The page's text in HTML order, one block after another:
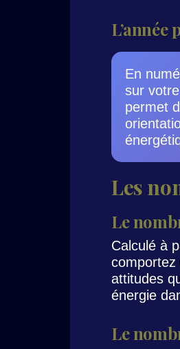
En
sur
permet
Les
Le
Calculé à
comportez
attitudes
énergie
Le